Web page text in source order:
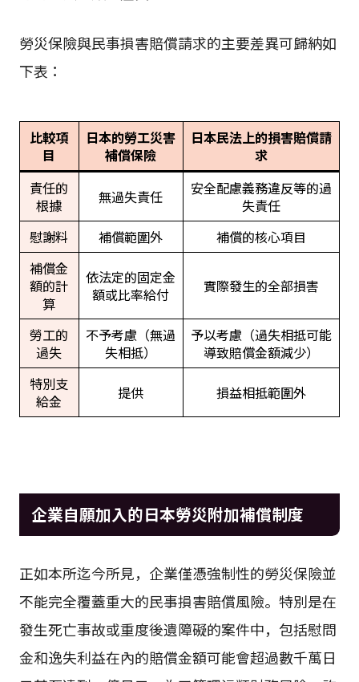
勞災保險與民事損害賠償請求的主要差異可歸納如
下表：
比較項
目
日本的勞工災害
補償保險
日本民法上的損害賠償請
求
責任的
根據
無過失責任
安全配慮義務違反等的過
失責任
慰謝料
補償範圍外
補償的核心項目
補償金
額的計
算
依法定的固定金
額或比率給付
實際發生的全部損害
勞工的
過失
不予考慮（無過
失相抵）
予以考慮（過失相抵可能
導致賠償金額減少）
特別支
給金
提供 損益相抵範圍外
企業自願加入的日本勞災附加補償制度
正如本所迄今所見，企業僅憑強制性的勞災保險並
不能完全覆蓋重大的民事損害賠償風險。特別是在
發生死亡事故或重度後遺障礙的案件中，包括慰問
金和逸失利益在內的賠償金額可能會超過數千萬日